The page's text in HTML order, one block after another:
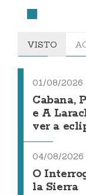
VISTO
01/08/2026
Cabana,
e A
ver a
04/08/2026
O
la Sierra